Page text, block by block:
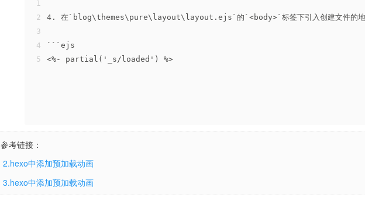
1
2
3
4
5
4. 在`blog\themes\pure\layout\layout.ejs`的`<body>`标签下引入创建文件的地
```ejs
<%- partial('_s/loaded') %>
参考链接：
2.hexo中添加预加载动画
3.hexo中添加预加载动画